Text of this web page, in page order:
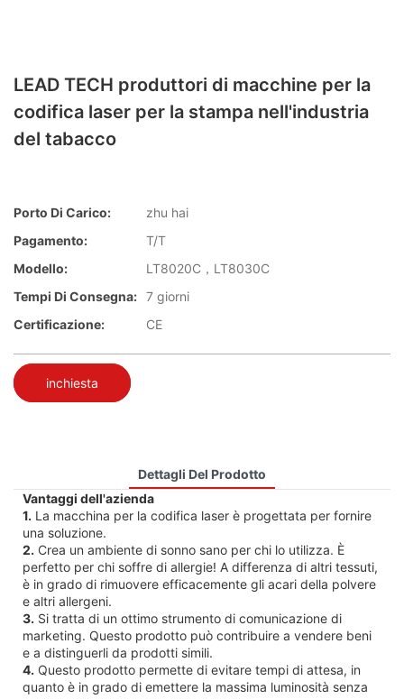
LEAD TECH produttori di macchine per la
codifica laser per la stampa nell'industria
del tabacco
Porto Di Carico:
zhu hai
Pagamento:
T/T
Modello:
LT8020C，LT8030C
Tempi Di Consegna: 7 giorni
Certificazione:
CE
inchiesta
Dettagli Del Prodotto
Vantaggi dell'azienda
1. La macchina per la codifica laser è progettata per fornire
una soluzione.
2. Crea un ambiente di sonno sano per chi lo utilizza. È
perfetto per chi soffre di allergie! A differenza di altri tessuti,
è in grado di rimuovere efficacemente gli acari della polvere
e altri allergeni.
3. Si tratta di un ottimo strumento di comunicazione di
marketing. Questo prodotto può contribuire a vendere beni
e a distinguerli da prodotti simili.
4. Questo prodotto permette di evitare tempi di attesa, in
quanto è in grado di emettere la massima luminosità senza